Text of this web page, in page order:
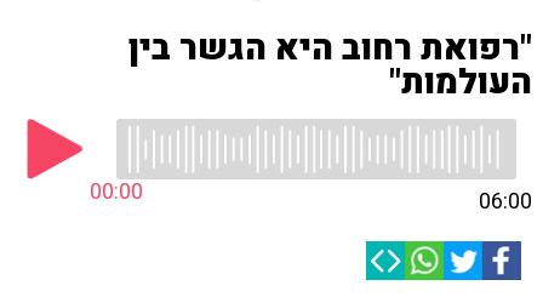
"רפואת רחוב היא הגשר בין
העולמות"
00:00 06:00